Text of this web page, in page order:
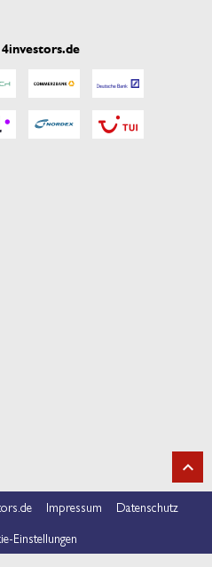
Impressum
Datenschutz
Einstellungen